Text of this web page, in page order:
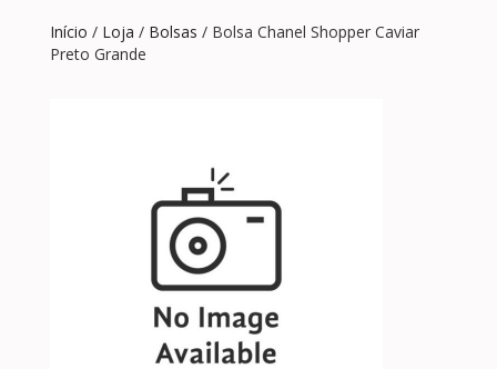
Início / Loja / Bolsas / Bolsa Chanel Shopper Caviar
Preto Grande